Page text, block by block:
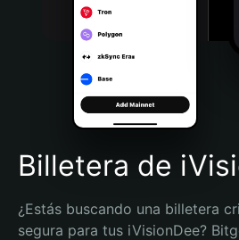
Português (Brasil)
Español (Argentina)
Billetera de
¿Estás buscando una billetera
segura para tus iVisionDee?